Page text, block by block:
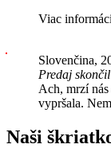
Viac
Slovenčina,
Predaj skončil
Ach, mrzí
vypršala.
Naši